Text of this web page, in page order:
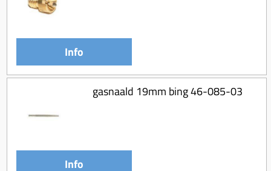
Koppeling compleet
Ketting / tandwiel
Koeling (delen)
Info
gasnaald 19mm bing 46-085-03
Info